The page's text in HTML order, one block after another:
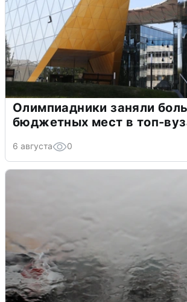
Олимпиадники заняли
бюджетных мест в топ-
6 августа 0